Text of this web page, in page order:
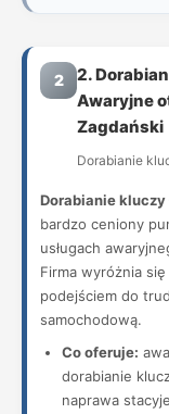
2
2.
Awaryjne
Zagdański
Dorabianie
Dorabianie kluczy
bardzo ceniony
usługach
Firma wyróżnia
podejściem do
samochodową.
Co oferuje:
dorabianie
naprawa